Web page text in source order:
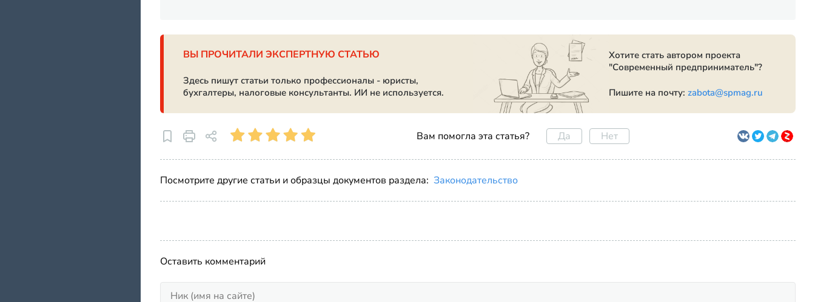
ВЫ ПРОЧИТАЛИ ЭКСПЕРТНУЮ СТАТЬЮ
Здесь пишут статьи только профессионалы - юристы,
бухгалтеры, налоговые консультанты. ИИ не используется.
Хотите стать автором проекта
"Современный предприниматель"?
Пишите на почту:zabota@spmag.ru
Вам помогла эта статья? Да Нет
Посмотрите другие статьи и образцы документов раздела: Законодательство
Оставить комментарий